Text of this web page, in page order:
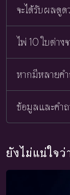
จะได้รับผลดูด
ไพ่ 10 ใบต่าง
หากมีหลายคำ
ข้อมูลและคำ
ยังไม่แน่ใจว่